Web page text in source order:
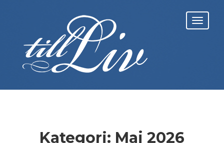
Kategori: Maj 2026